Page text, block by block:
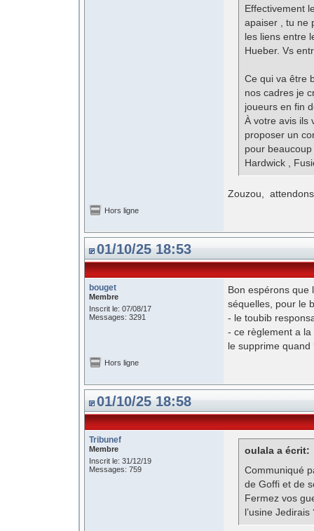
Effectivement
apaiser , tu ne
les liens entre
Hueber. Vs
Ce qui va être
nos cadres je
joueurs en fin
À votre avis ils
proposer un
pour
Hardwick ,
Zouzou,
Hors ligne
01/10/25 18:53
bouget
Membre
Inscrit le: 07/08/17
Messages: 3291
Bon espérons que
séquelles, pour le
- le toubib
- ce règlement a
le supprime quand
Hors ligne
01/10/25 18:58
Tribunef
Membre
Inscrit le: 31/12/19
Messages: 759
oulala a écrit:
Communiqué
de Goffi et de
Fermez vos
l’usine Jedirais